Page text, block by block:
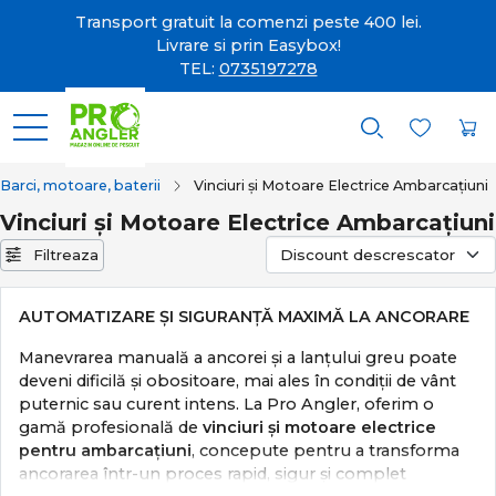
Transport gratuit la comenzi peste 400 lei.
Livrare si prin Easybox!
TEL: 0735197278
Barci, motoare, baterii Vinciuri și Motoare Electrice Ambarcațiuni
Vinciuri și Motoare Electrice Ambarcațiuni
Filtreaza
AUTOMATIZARE ȘI SIGURANȚĂ MAXIMĂ LA ANCORARE
Manevrarea manuală a ancorei și a lanțului greu poate
deveni dificilă și obositoare, mai ales în condiții de vânt
puternic sau curent intens. La Pro Angler, oferim o
gamă profesională de vinciuri și motoare electrice
pentru ambarcațiuni, concepute pentru a transforma
ancorarea într-un proces rapid, sigur și complet